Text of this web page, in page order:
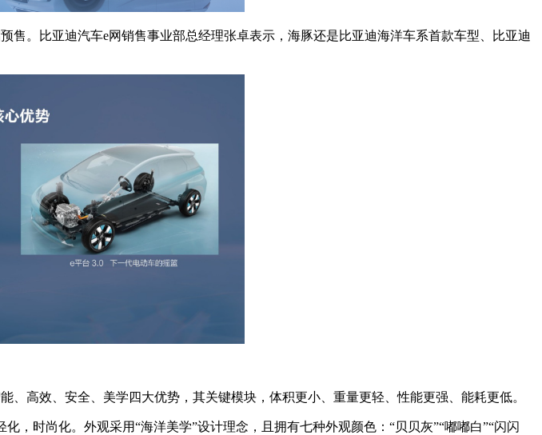
。比亚迪汽车e网销售事业部总经理张卓表示，海豚还是比亚迪海洋车系首款车型、比亚迪
高效、安全、美学四大优势，其关键模块，体积更小、重量更轻、性能更强、能耗更低。
，时尚化。外观采用“海洋美学”设计理念，且拥有七种外观颜色：“贝贝灰”“嘟嘟白”“闪闪